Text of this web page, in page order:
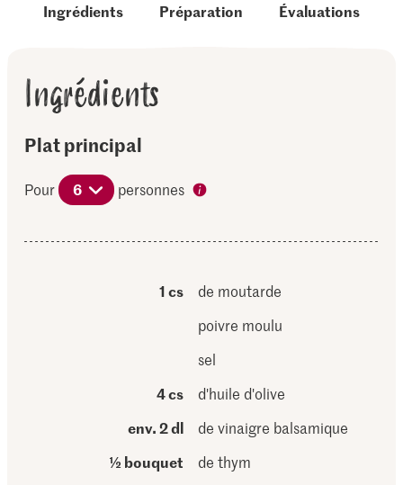
Ingrédients Préparation Évaluations
Ingrédients
Plat principal
Pour 6 personnes
1 cs
de moutarde
poivre moulu
sel
4 cs
d'huile d'olive
env. 2 dl
de vinaigre balsamique
½ bouquet
de thym